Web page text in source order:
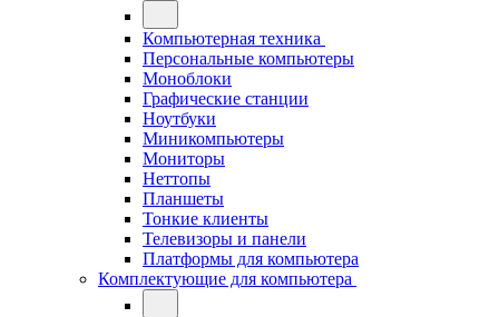
Компьютерная техника
Персональные компьютеры
Моноблоки
Графические станции
Ноутбуки
Миникомпьютеры
Мониторы
Неттопы
Планшеты
Тонкие клиенты
Телевизоры и панели
Платформы для компьютера
Комплектующие для компьютера